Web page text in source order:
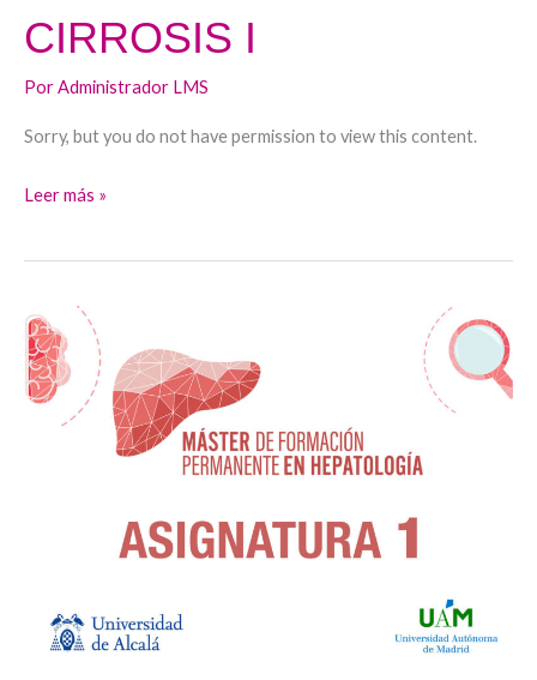
CIRROSIS I
PorAdministrador LMS
Sorry, but you do not have permission to view this content.
Leer más »
HEPATITIS
VIRALES